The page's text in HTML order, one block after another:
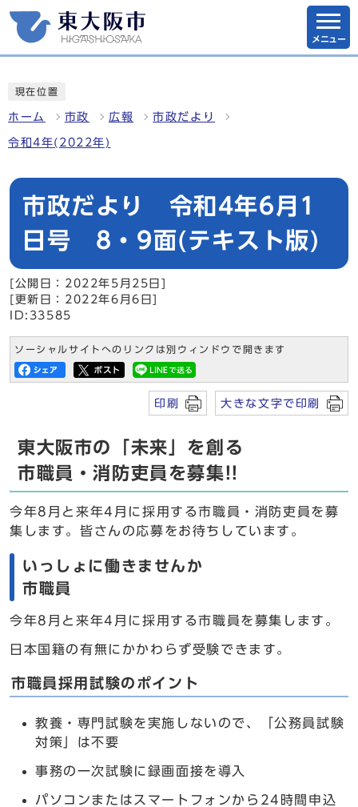
メニュー
現在位置
ホーム 市政 広報 市政だより
令和4年(2022年)
市政だより 令和4年6月1
日号 8・9面(テキスト版)
[公開日：2022年5月25日]
[更新日：2022年6月6日]
ID:33585
ソーシャルサイトへのリンクは別ウィンドウで開きます
印刷 大きな文字で印刷
東大阪市の「未来」を創る
市職員・消防吏員を募集!!
今年8月と来年4月に採用する市職員・消防吏員を募
集します。皆さんの応募をお待ちしています。
いっしょに働きませんか
市職員
今年8月と来年4月に採用する市職員を募集します。
日本国籍の有無にかかわらず受験できます。
市職員採用試験のポイント
教養・専門試験を実施しないので、「公務員試験
対策」は不要
事務の一次試験に録画面接を導入
パソコンまたはスマートフォンから24時間申込